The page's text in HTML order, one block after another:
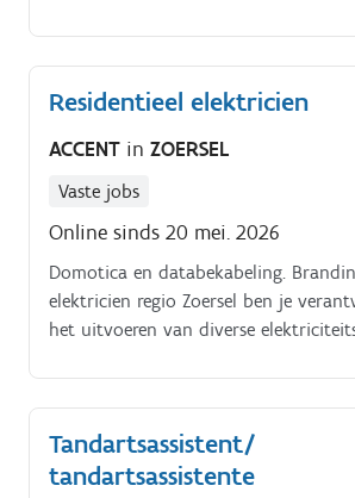
Residentieel elektricien
ACCENT in ZOERSEL
Vaste jobs
Online sinds 20 mei. 2026
Domotica en databekabeling.
elektricien regio Zoersel ben je
het uitvoeren van diverse
Tandartsassistent/
tandartsassistente